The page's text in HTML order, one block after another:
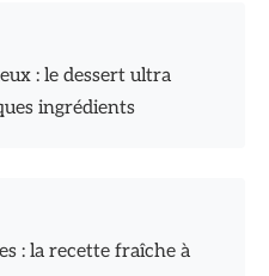
: le dessert ultra
ingrédients
: la recette fraîche à